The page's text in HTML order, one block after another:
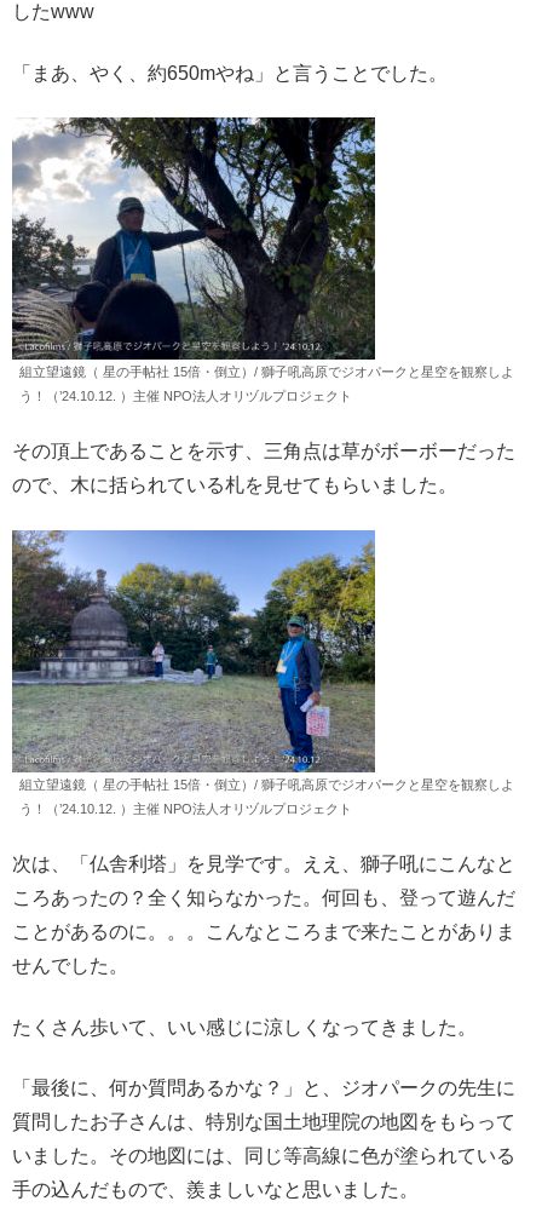
したwww
「まあ、やく、約650mやね」と言うことでした。
組立望遠鏡（ 星の手帖社 15倍・倒立）/ 獅子吼高原でジオパークと星空を観察しよ
う！（’24.10.12. ）主催 NPO法人オリヅルプロジェクト
その頂上であることを示す、三角点は草がボーボーだった
ので、木に括られている札を見せてもらいました。
組立望遠鏡（ 星の手帖社 15倍・倒立）/ 獅子吼高原でジオパークと星空を観察しよ
う！（’24.10.12. ）主催 NPO法人オリヅルプロジェクト
次は、「仏舎利塔」を見学です。ええ、獅子吼にこんなと
ころあったの？全く知らなかった。何回も、登って遊んだ
ことがあるのに。。。こんなところまで来たことがありま
せんでした。
たくさん歩いて、いい感じに涼しくなってきました。
「最後に、何か質問あるかな？」と、ジオパークの先生に
質問したお子さんは、特別な国土地理院の地図をもらって
いました。その地図には、同じ等高線に色が塗られている
手の込んだもので、羨ましいなと思いました。